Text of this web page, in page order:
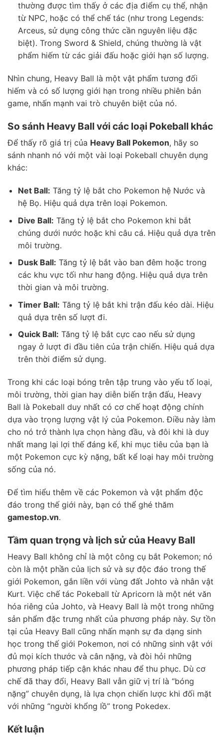
thường được tìm thấy ở các địa điểm cụ thể, nhận
từ NPC, hoặc có thể chế tác (như trong Legends:
Arceus, sử dụng công thức cần nguyên liệu đặc
biệt). Trong Sword & Shield, chúng thường là vật
phẩm hiếm từ các giải đấu hoặc giới hạn số lượng.
Nhìn chung, Heavy Ball là một vật phẩm tương đối
hiếm và có số lượng giới hạn trong nhiều phiên bản
game, nhấn mạnh vai trò chuyên biệt của nó.
So sánh Heavy Ball với các loại Pokeball khác
Để thấy rõ giá trị của Heavy Ball Pokemon, hãy so
sánh nhanh nó với một vài loại Pokeball chuyên dụng
khác:
Net Ball: Tăng tỷ lệ bắt cho Pokemon hệ Nước và
hệ Bọ. Hiệu quả dựa trên loại Pokemon.
Dive Ball: Tăng tỷ lệ bắt cho Pokemon khi bắt
chúng dưới nước hoặc khi câu cá. Hiệu quả dựa trên
môi trường.
Dusk Ball: Tăng tỷ lệ bắt vào ban đêm hoặc trong
các khu vực tối như hang động. Hiệu quả dựa trên
thời gian và môi trường.
Timer Ball: Tăng tỷ lệ bắt khi trận đấu kéo dài. Hiệu
quả dựa trên số lượt đi.
Quick Ball: Tăng tỷ lệ bắt cực cao nếu sử dụng
ngay ở lượt đi đầu tiên của trận chiến. Hiệu quả dựa
trên thời điểm sử dụng.
Trong khi các loại bóng trên tập trung vào yếu tố loại,
môi trường, thời gian hay diễn biến trận đấu, Heavy
Ball là Pokeball duy nhất có cơ chế hoạt động chính
dựa vào trọng lượng vật lý của Pokemon. Điều này làm
cho nó trở thành lựa chọn hàng đầu, và đôi khi là duy
nhất mang lại lợi thế đáng kể, khi mục tiêu của bạn là
một Pokemon cực kỳ nặng, bất kể loại hay môi trường
sống của nó.
Để tìm hiểu thêm về các Pokemon và vật phẩm độc
đáo trong thế giới này, bạn có thể ghé thăm
gamestop.vn.
Tầm quan trọng và lịch sử của Heavy Ball
Heavy Ball không chỉ là một công cụ bắt Pokemon; nó
còn là một phần của lịch sử và sự độc đáo trong thế
giới Pokemon, gắn liền với vùng đất Johto và nhân vật
Kurt. Việc chế tác Pokeball từ Apricorn là một nét văn
hóa riêng của Johto, và Heavy Ball là một trong những
sản phẩm đặc trưng nhất của phương pháp này. Sự tồn
tại của Heavy Ball cũng nhấn mạnh sự đa dạng sinh
học trong thế giới Pokemon, nơi có những sinh vật với
đủ mọi kích thước và cân nặng, và đòi hỏi những
phương pháp tiếp cận khác nhau để thu phục. Dù cơ
chế đã thay đổi, Heavy Ball vẫn giữ vị trí là “bóng
nặng” chuyên dụng, là lựa chọn chiến lược khi đối mặt
với những “người khổng lồ” trong Pokedex.
Kết luận